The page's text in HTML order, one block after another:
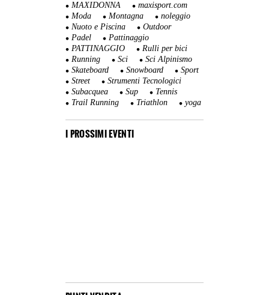
MAXIDONNA
maxisport.com
Moda
Montagna
noleggio
Nuoto e Piscina
Outdoor
Padel
Pattinaggio
PATTINAGGIO
Rulli per bici
Running
Sci
Sci Alpinismo
Skateboard
Snowboard
Sport
Street
Strumenti Tecnologici
Subacquea
Sup
Tennis
Trail Running
Triathlon yoga
I PROSSIMI EVENTI